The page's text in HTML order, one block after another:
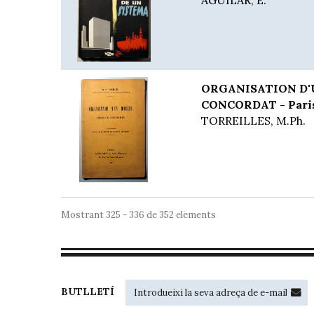
ORGANISATION
CONCORDAT -
TORREILLES, M.Ph.
Mostrant 325 - 336 de 352 elements
BUTLLETÍ